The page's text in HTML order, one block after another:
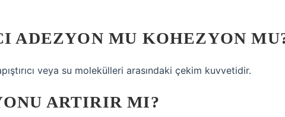
ADEZYON MU KOHEZYON
veya su molekülleri arasındaki çekim kuvvetidir.
ARTIRIR MI?